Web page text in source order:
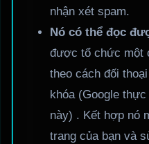
nhận xét spam.
Nó có thể đọc
được tổ chức một
theo cách đối
khóa (Google
này) . Kết hợp nó
trang của bạn và